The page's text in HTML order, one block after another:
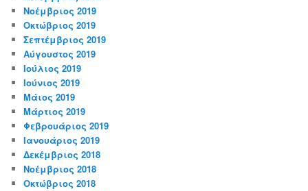
Νοέμβριος 2019
Οκτώβριος 2019
Σεπτέμβριος 2019
Αύγουστος 2019
Ιούλιος 2019
Ιούνιος 2019
Μάιος 2019
Μάρτιος 2019
Φεβρουάριος 2019
Ιανουάριος 2019
Δεκέμβριος 2018
Νοέμβριος 2018
Οκτώβριος 2018